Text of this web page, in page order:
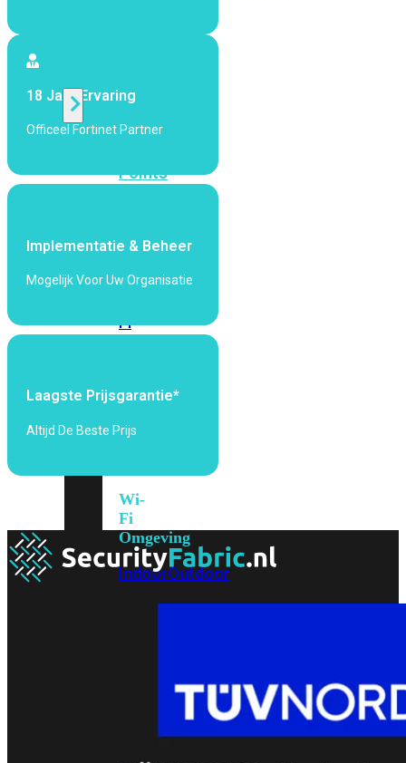
Alle
Points
Fi
Fi
Fi
6E
Fi
Wi-
Fi
Omgeving
IndoorOutdoor
18 Jaar Ervaring
Officeel Fortinet Partner
Implementatie & Beheer
Mogelijk Voor Uw Organisatie
Laagste Prijsgarantie*
Altijd De Beste Prijs